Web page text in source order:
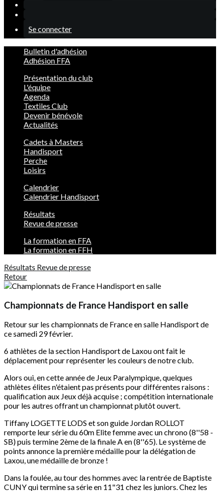
Se connecter
Bulletin d'adhésion
Adhésion FFA
Présentation du club
L'équipe
Agenda
Textiles Club
Devenir bénévole
Actualités
Cadets à Masters
Handisport
Perche
Loisirs
Calendrier
Calendrier Handisport
Résultats
Revue de presse
La formation en FFA
La formation en FFH
Résultats Revue de presse
Retour
Championnats de France Handisport en salle
Retour sur les championnats de France en salle Handisport de
ce samedi 29 février.
6 athlètes de la section Handisport de Laxou ont fait le
déplacement pour représenter les couleurs de notre club.
Alors oui, en cette année de Jeux Paralympique, quelques
athlètes élites n'étaient pas présents pour différentes raisons :
qualification aux Jeux déjà acquise ; compétition internationale
pour les autres offrant un championnat plutôt ouvert.
Tiffany LOGETTE LODS et son guide Jordan ROLLOT
remporte leur série du 60m Elite femme avec un chrono (8''58 -
SB) puis termine 2ème de la finale A en (8''65). Le système de
points annonce la première médaille pour la délégation de
Laxou, une médaille de bronze !
Dans la foulée, au tour des hommes avec la rentrée de Baptiste
CUNY qui termine sa série en 11"31 chez les juniors. Chez les